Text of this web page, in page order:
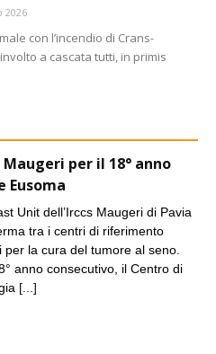
2026
con l’incendio di Crans-
a cascata tutti, in primis
per il 18° anno
Unit dell’Irccs Maugeri di Pavia
tra i centri di riferimento
per la cura del tumore al seno.
anno consecutivo, il Centro di
[...]